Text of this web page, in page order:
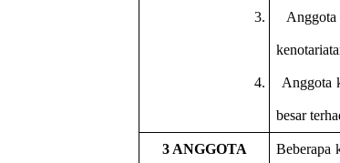
3.
4. Anggota
besar
3 ANGGOTA Beberapa